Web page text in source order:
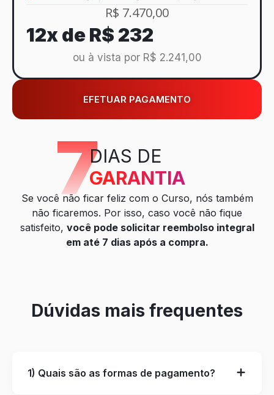
R$ 7.470,00
12x deR$ 232
ou à vista por R$ 2.241,00
EFETUAR PAGAMENTO
7DIAS DE
GARANTIA
Se você não ficar feliz com o Curso, nós também
não ficaremos. Por isso, caso você não fique
satisfeito, você pode solicitar reembolso integral
em até 7 dias após a compra.
Dúvidas mais frequentes
1) Quais são as formas de pagamento?